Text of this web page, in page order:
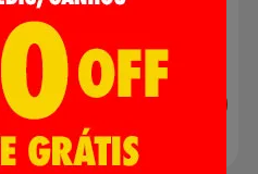
R$ 7,99
Adicionar